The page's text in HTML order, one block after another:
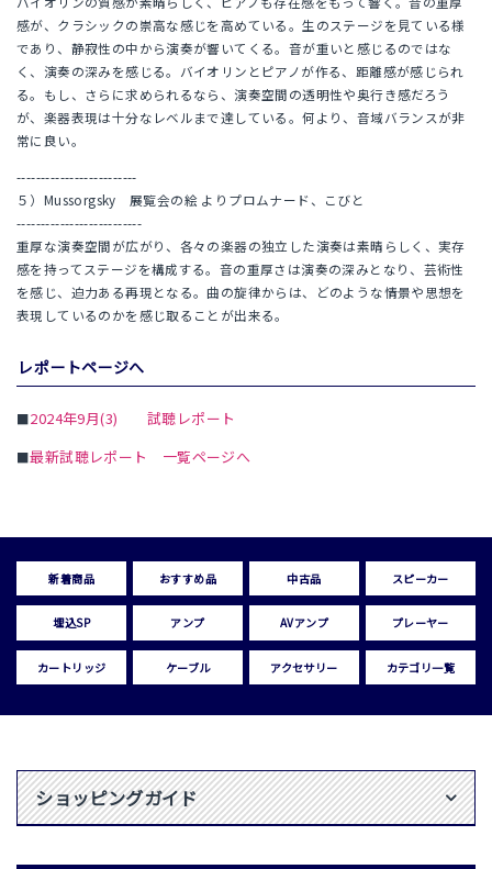
感が、クラシックの崇高な感じを高めている。生のステージを見ている様
であり、静寂性の中から演奏が響いてくる。音が重いと感じるのではな
く、演奏の深みを感じる。バイオリンとピアノが作る、距離感が感じられ
る。もし、さらに求められるなら、演奏空間の透明性や奥行き感だろう
が、楽器表現は十分なレベルまで達している。何より、音域バランスが非
常に良い。
-------------------------
５）Mussorgsky 展覧会の絵 よりプロムナード、こびと
--------------------------
重厚な演奏空間が広がり、各々の楽器の独立した演奏は素晴らしく、実存
感を持ってステージを構成する。音の重厚さは演奏の深みとなり、芸術性
を感じ、迫力ある再現となる。曲の旋律からは、どのような情景や思想を
表現しているのかを感じ取ることが出来る。
レポートページへ
■2024年9月(3) 試聴レポート
■最新試聴レポート 一覧ページへ
新着商品 おすすめ品 中古品 スピーカー
埋込SP アンプ AVアンプ プレーヤー
カートリッジ ケーブル アクセサリー カテゴリ一覧
ショッピングガイド